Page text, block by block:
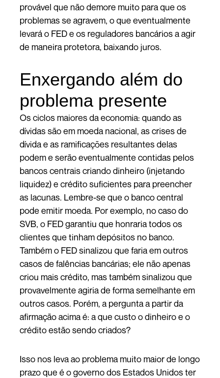
provável que não demore muito para que os
problemas se agravem, o que eventualmente
levará o FED e os reguladores bancários a agir
de maneira protetora, baixando juros.
Enxergando além do
problema presente
Os ciclos maiores da economia: quando as
dívidas são em moeda nacional, as crises de
dívida e as ramificações resultantes delas
podem e serão eventualmente contidas pelos
bancos centrais criando dinheiro (injetando
liquidez) e crédito suficientes para preencher
as lacunas. Lembre-se que o banco central
pode emitir moeda. Por exemplo, no caso do
SVB, o FED garantiu que honraria todos os
clientes que tinham depósitos no banco.
Também o FED sinalizou que faria em outros
casos de falências bancárias; ele não apenas
criou mais crédito, mas também sinalizou que
provavelmente agiria de forma semelhante em
outros casos. Porém, a pergunta a partir da
afirmação acima é: a que custo o dinheiro e o
crédito estão sendo criados?
Isso nos leva ao problema muito maior de longo
prazo que é o governo dos Estados Unidos ter